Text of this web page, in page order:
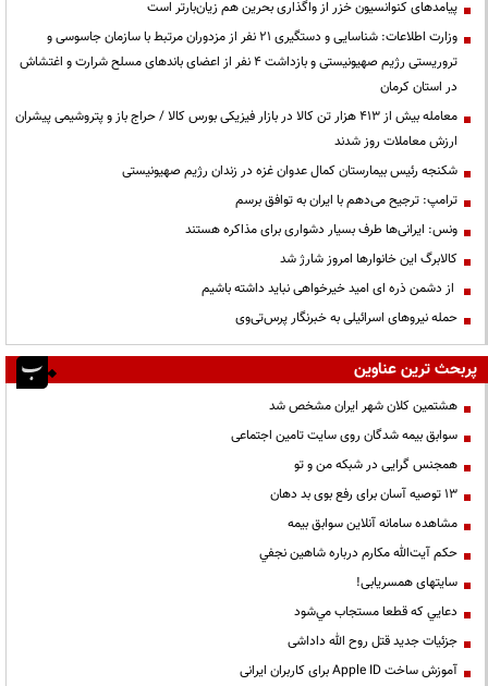
پیامدهای کنوانسیون خزر از واگذاری بحرین هم زیان‌بارتر است
وزارت اطلاعات: شناسایی و دستگیری ۲۱ نفر از مزدوران مرتبط با سازمان جاسوسی و
تروریستی رژیم صهیونیستی و بازداشت ۴ نفر از اعضای باندهای مسلح شرارت و اغتشاش
در استان کرمان
معامله بیش از ۴۱۳ هزار تن کالا در بازار فیزیکی بورس کالا / حراج باز و پتروشیمی پیشران
ارزش معاملات روز شدند
شکنجه رئیس بیمارستان کمال عدوان غزه در زندان رژیم صهیونیستی
ترامپ: ترجیح می‌دهم با ایران به توافق برسم
ونس: ایرانی‌ها طرف بسیار دشواری برای مذاکره هستند
کالابرگ این خانوارها امروز شارژ شد
از دشمن ذره ای امید خیرخواهی نباید داشته باشیم
حمله نیروهای اسرائیلی به خبرنگار پرس‌تی‌وی
پربحث ترین عناوین
هشتمین کلان شهر ایران مشخص شد
سوابق بیمه شدگان روی سایت تامین اجتماعی
همجنس گرایی در شبکه من و تو
13 توصیه آسان برای رفع بوی بد دهان
مشاهده سامانه آنلاين سوابق بیمه
حكم آيت‌الله مكارم درباره شاهين نجفي
سایتهای همسریابی!
دعايي كه قطعا مستجاب مي‌شود
جزئیات جدید قتل روح الله داداشی
آموزش ساخت Apple ID برای کاربران ایرانی